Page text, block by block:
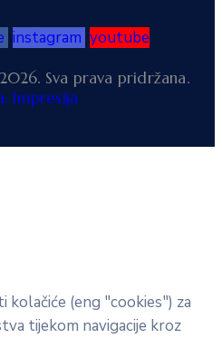
instagram youtube
Sva prava pridržana.
Impresija
kolačiće (eng "cookies") za
tijekom navigacije kroz